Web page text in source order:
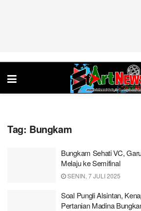
Tag: Bungkam
Bungkam Sehati VC,
Melaju ke Semifinal
SENIN, 7 JULI 2025
Soal Pungli Alsintan,
Pertanian Madina